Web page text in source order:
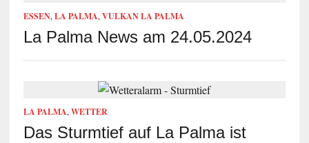
ESSEN, LA PALMA, VULKAN LA PALMA
La Palma News am 24.05.2024
LA PALMA, WETTER
Das Sturmtief auf La Palma ist